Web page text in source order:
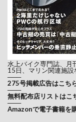
水上バイク専門誌、月
15日、マリン関連施設
───
275号掲載広告はこち
───
無料配布店リストはこ
───
Amazonで電子書籍を